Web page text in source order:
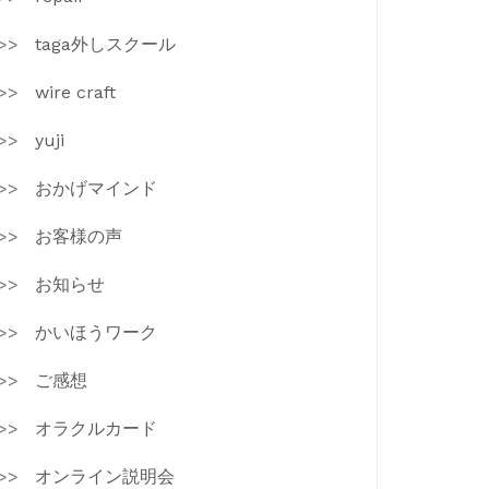
taga外しスクール
wire craft
yuji
おかげマインド
お客様の声
お知らせ
かいほうワーク
ご感想
オラクルカード
オンライン説明会